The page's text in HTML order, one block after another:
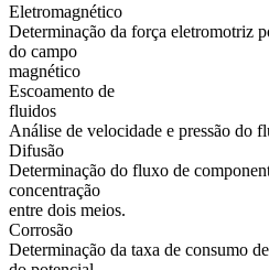
Eletromagnético
Determinação da força eletromotriz
do campo
magnético
Escoamento de
fluidos
Análise de velocidade e pressão do
Difusão
Determinação do fluxo de
concentração
entre dois meios.
Corrosão
Determinação da taxa de consumo